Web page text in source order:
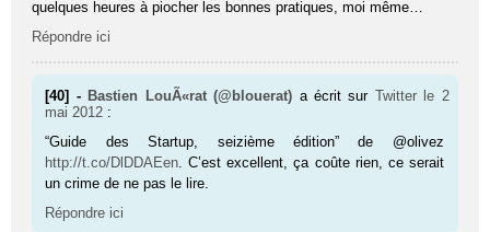
quelques heures à piocher les bonnes pratiques, moi même…
Répondre ici
[40] - Bastien LouÃ«rat (@blouerat) a écrit sur Twitter
le 2
mai 2012 :
“Guide des Startup, seizième édition” de @olivez
http://t.co/DlDDAEen. C’est excellent, ça coûte rien, ce serait
un crime de ne pas le lire.
Répondre ici